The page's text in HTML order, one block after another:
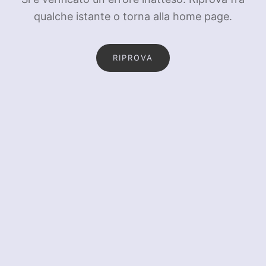
qualche istante o torna alla home page.
RIPROVA